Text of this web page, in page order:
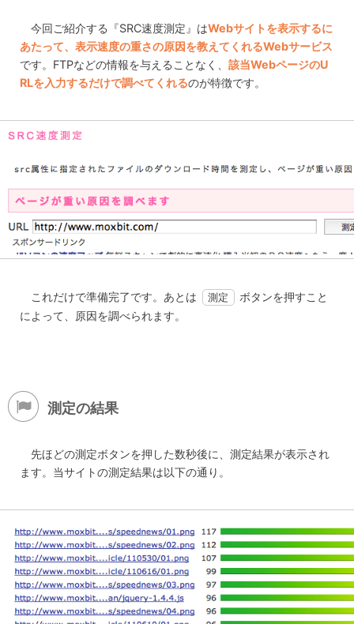
今回ご紹介する『SRC速度測定』はWebサイトを表示するに
あたって、表示速度の重さの原因を教えてくれるWebサービス
です。FTPなどの情報を与えることなく、 該当WebページのU
RLを入力するだけで調べてくれるのが特徴です。
これだけで準備完了です。あとは 測定
ボタンを押すこと
によって、原因を調べられます。
測定の結果
先ほどの測定ボタンを押した数秒後に、測定結果が表示され
ます。当サイトの測定結果は以下の通り。